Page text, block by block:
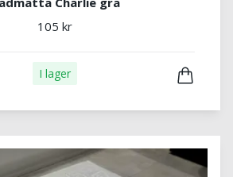
105 kr
I lager